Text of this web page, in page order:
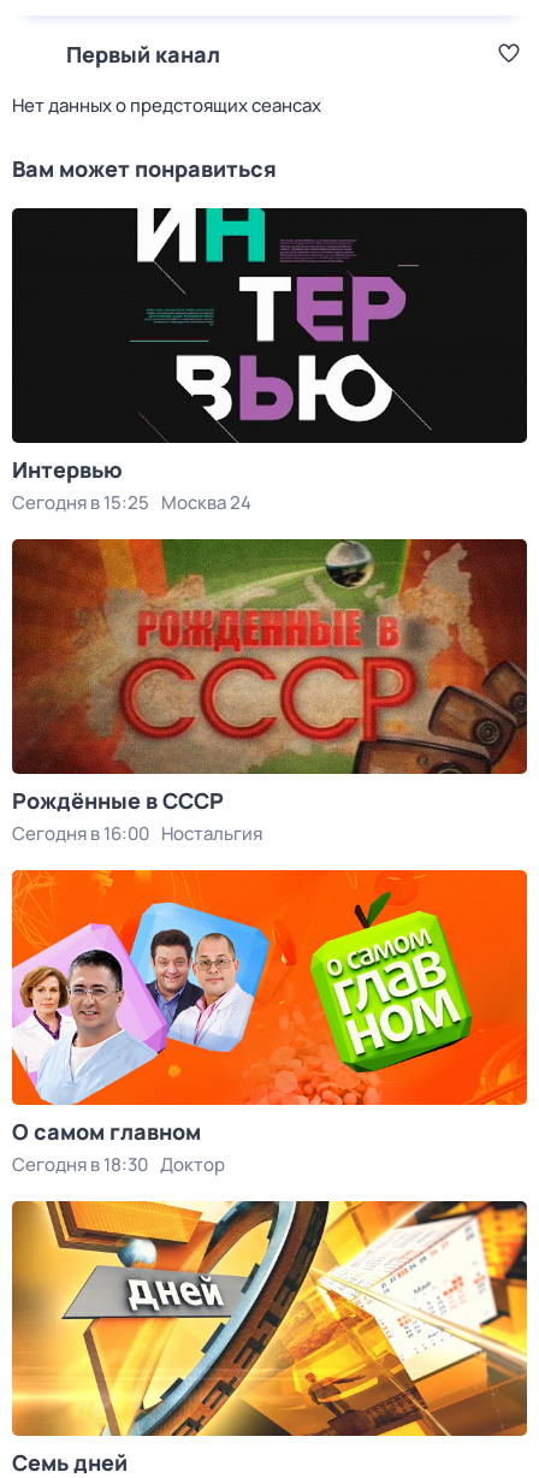
Первый канал
Нет данных о предстоящих сеансах
Вам может понравиться
Интервью
Сегодня в 15:25 Москва 24
Рождённые в СССР
Сегодня в 16:00 Ностальгия
О самом главном
Сегодня в 18:30 Доктор
Семь дней